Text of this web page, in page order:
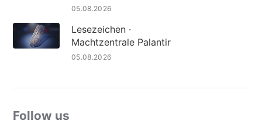
05.08.2026
Lesezeichen ·
Machtzentrale Palantir
05.08.2026
Follow us